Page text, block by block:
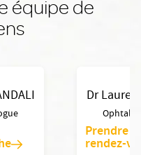
équipe de
Dr
Prendre
rendez-